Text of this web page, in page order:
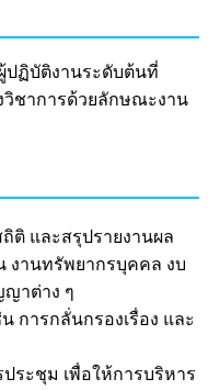
ปฏิบัติงานระดับต้นที่
ชาการด้วยลักษณะงาน
ติ และสรุปรายงานผล
งานทรัพยากรบุคคล งบ
าต่าง ๆ
การกลั่นกรองเรื่อง และ
ระชุม เพื่อให้การบริหาร